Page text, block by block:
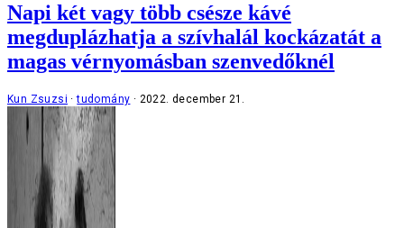
Napi két vagy több csésze kávé
megduplázhatja a szívhalál kockázatát a
magas vérnyomásban szenvedőknél
Kun Zsuzsi tudomány 2022. december 21.